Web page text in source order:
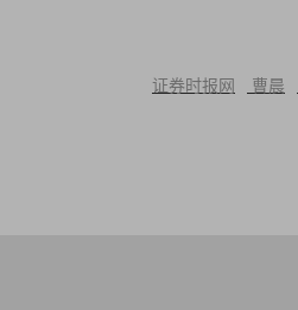
证券时报网 曹晨